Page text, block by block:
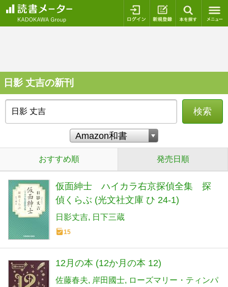
ログイン 新規登録
日影 丈吉の新刊
検索
おすすめ順 発売日順
仮面紳士 ハイカラ右京探偵全集 探
偵くらぶ (光文社文庫 ひ 24-1)
日影丈吉 日下三蔵
15
12月の本 (12か月の本 12)
佐藤春夫 岸田國士
ローズマリー・ティンパ